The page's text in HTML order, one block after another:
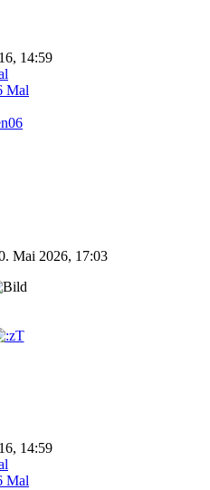
14:59
Mal
Mai 2026, 17:03
14:59
Mal